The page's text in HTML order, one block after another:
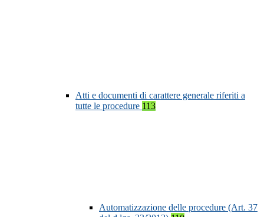
Atti e documenti di carattere generale riferiti a
tutte le procedure 113
Automatizzazione delle procedure (Art. 37